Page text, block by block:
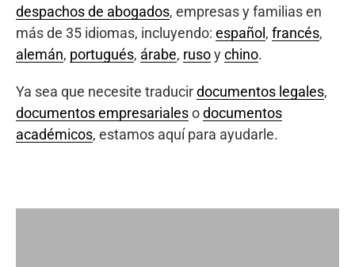
despachos de abogados, empresas y familias en
más de 35 idiomas, incluyendo: español , francés,
alemán, portugués, árabe, rusoychino.
Ya sea que necesite traducirdocumentos legales,
documentos empresarialesodocumentos
académicos, estamos aquí para ayudarle.